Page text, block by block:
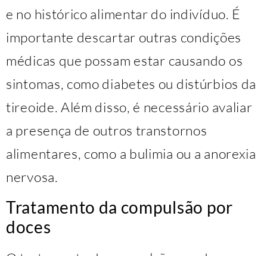
e no histórico alimentar do indivíduo. É
importante descartar outras condições
médicas que possam estar causando os
sintomas, como diabetes ou distúrbios da
tireoide. Além disso, é necessário avaliar
a presença de outros transtornos
alimentares, como a bulimia ou a anorexia
nervosa.
Tratamento da compulsão por
doces